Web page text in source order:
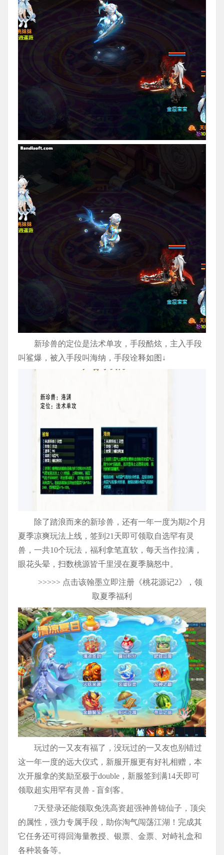
新珍兽的定位是法术单攻，手段酷炫，主入手段
叫鲨爆，被入手段叫海纳，手段诠释如图↓
除了踏浪而来的新珍兽，还有一年一度为期2个月
夏季凉爽玩法上线，签到21天即可领取自选罕有灵
兽，一共10个玩法，福利拿笔直软，每天当作拉满，
眼花头晕，扫数桃源皆千里浸在夏季脑怒中。
>>>>> 点击该翰墨立即注册《桃花源记2》，领
取夏季福利
玩过的一又友有福了，没玩过的一又友也别错过
这一年一度的远大仪式，新服开服更有好礼相赠，本
次开服拿的奖励至极于double，新服签到满14天即可
领取超实用罕有灵兽 - 盲剑客。
7天登录还能领取免洗高资超强神兽锦仙子，顶尖
的属性，强力专属手段，助你淘气闯荡江湖！完成其
它任务还可得回海量教授、银票、金票、对峙礼盒和
各种装备等。